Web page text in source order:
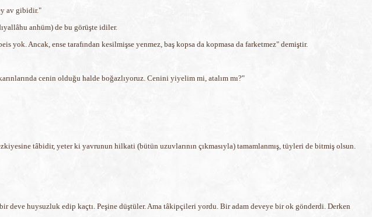
av gibidir."
anhüm) de bu görüşte idiler.
yok. Ancak, ense tarafından kesilmişse yenmez, baş kopsa da kopmasa da farketmez" demiştir.
cenin olduğu halde boğazlıyoruz. Cenini yiyelim mi, atalım mı?"
tâbidir, yeter ki yavrunun hilkati (bütün uzuvlarının çıkmasıyla) tamamlanmış, tüyleri de bitmiş olsun.
huysuzluk edip kaçtı. Peşine düştüler. Ama tâkipçileri yordu. Bir adam deveye bir ok gönderdi. Derken